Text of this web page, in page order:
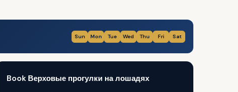
Sun Mon Tue Wed Thu Fri Sat
Book Верховые прогулки на лошадях